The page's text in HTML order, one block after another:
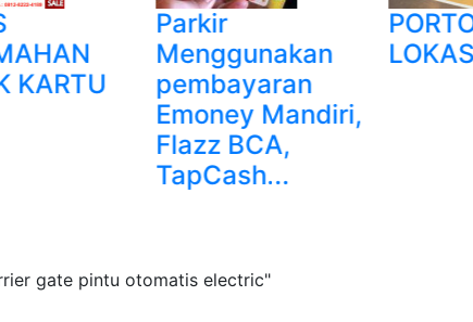
Parkir
Menggunakan
pembayaran
Emoney Mandiri,
Flazz BCA,
TapCash...
LOKASI
gate pintu otomatis electric"